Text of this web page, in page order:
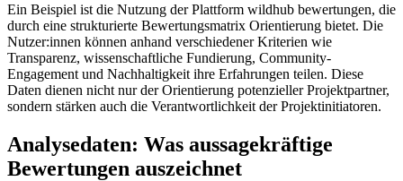
Ein Beispiel ist die Nutzung der Plattform wildhub bewertungen, die
durch eine strukturierte Bewertungsmatrix Orientierung bietet. Die
Nutzer:innen können anhand verschiedener Kriterien wie
Transparenz, wissenschaftliche Fundierung, Community-
Engagement und Nachhaltigkeit ihre Erfahrungen teilen. Diese
Daten dienen nicht nur der Orientierung potenzieller Projektpartner,
sondern stärken auch die Verantwortlichkeit der Projektinitiatoren.
Analysedaten: Was aussagekräftige
Bewertungen auszeichnet